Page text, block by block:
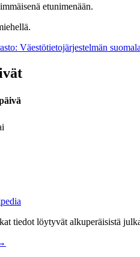
etunimenään.
Väestötietojärjestelmän
tiedot löytyvät alkuperäisistä